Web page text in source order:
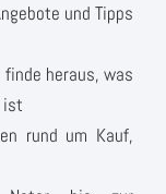
und Tipps
heraus, was
ist
rund um Kauf,